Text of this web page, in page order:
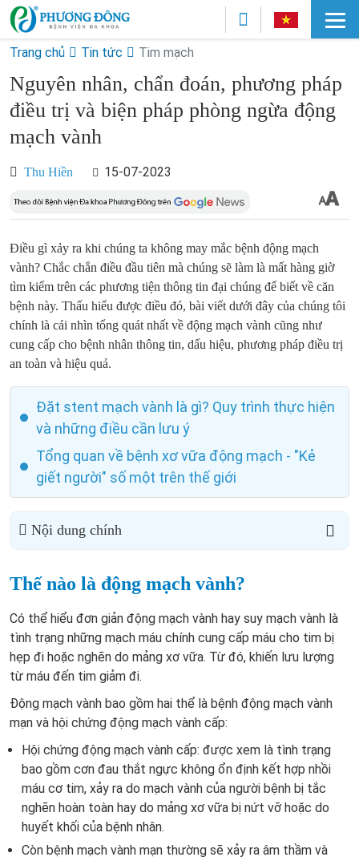
Trang chủ Tin tức Tim mạch
Nguyên nhân, chẩn đoán, phương pháp
điều trị và biện pháp phòng ngừa động
mạch vành
Thu Hiền 15-07-2023
Điều gì xảy ra khi chúng ta không may mắc bệnh động mạch
vành? Chắc chắn điều đầu tiên mà chúng sẽ làm là mất hàng giờ
tìm kiếm trên các phương tiện thông tin đại chúng để biết về căn
bệnh này. Thấu hiểu được điều đó, bài viết dưới đây của chúng tôi
chính là cái nhìn tổng quát nhất về động mạch vành cũng như
cung cấp cho bệnh nhân thông tin, dấu hiệu, phương pháp điều trị
an toàn và hiệu quả.
Đặt stent mạch vành là gì? Quy trình thực hiện
và những điều cần lưu ý
Tổng quan về bệnh xơ vữa động mạch - "Kẻ
giết người" số một trên thế giới
Nội dung chính
Thế nào là động mạch vành?
Có thể hiểu đơn giản động mạch vành hay suy mạch vành là
tình trạng những mạch máu chính cung cấp máu cho tim bị
hẹp đi hoặc nghẽn do mảng xơ vữa. Từ đó, khiến lưu lượng
từ máu đến tim giảm đi.
Động mạch vành bao gồm hai thể là bệnh động mạch vành
mạn và hội chứng động mạch vành cấp:
Hội chứng động mạch vành cấp: được xem là tình trạng
bao gồm cơn đau thắt ngực không ổn định kết hợp nhồi
máu cơ tim, xảy ra do mạch vành của người bệnh bị tắc
nghẽn hoàn toàn hay do mảng xơ vữa bị nứt vỡ hoặc do
huyết khối của bệnh nhân.
Còn bệnh mạch vành mạn thường sẽ xảy ra âm thầm và